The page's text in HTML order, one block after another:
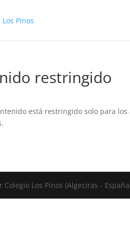
restringido
está restringido solo para
Colegio Los Pinos (Algeciras -